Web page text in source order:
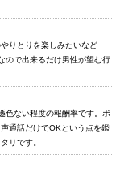
りとりを楽しみたいなど
ので出来るだけ男性が望む行
色ない程度の報酬率です。ボ
通話だけでOKという点を鑑
リです。